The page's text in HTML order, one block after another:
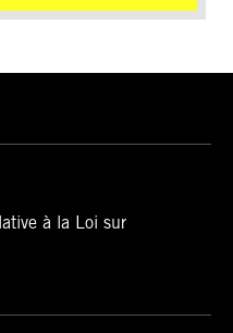
à la Loi sur